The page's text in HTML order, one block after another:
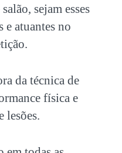
sejam esses
e atuantes no
da técnica de
física e
lesões.